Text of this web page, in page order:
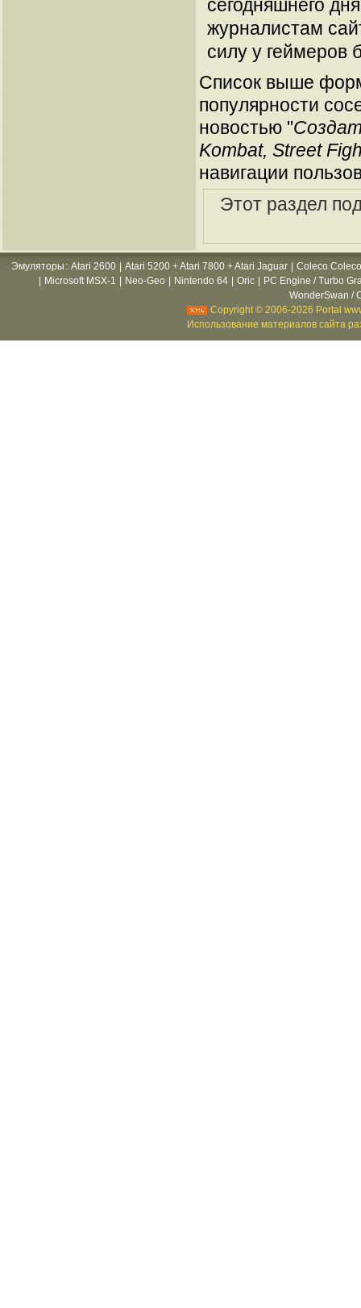
сегодняшнего
журналистам
силу у геймеров
Список выше
популярности
новостью "
Kombat, Street
навигации
Этот раздел
Эмуляторы : Atari 2600 Atari 5200 + Atari 7800 + Atari Jaguar
Coleco
Microsoft MSX-1 Neo-Geo Nintendo 64 Oric
PC Engine / Turbo
WonderSwan /
Copyright © 2006-2026 Portal
Использование материалов сайта